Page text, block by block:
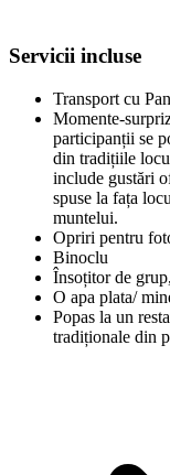
Servicii incluse
Transport cu
Momente-
participanții se
din tradițiile
include gustări
spuse la fața
muntelui.
Opriri pentru
Binoclu
Însoțitor de
O apa plata/
Popas la un
tradiționale din